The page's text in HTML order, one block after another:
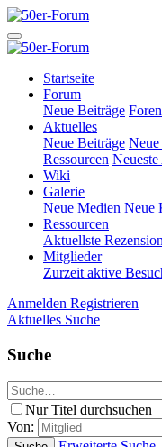
Startseite
Forum
Neue Beiträge
Aktuelles
Neue Beiträge
Ressourcen
Wiki
Galerie
Neue Medien Neue
Ressourcen
Aktuellste
Mitglieder
Zurzeit aktive
Anmelden Registrieren
Aktuelles Suche
Suche
Nur Titel durchsuchen
Von: